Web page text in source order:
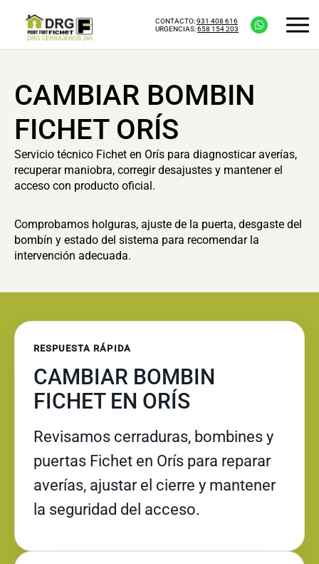
CONTACTO:931 408 616
URGENCIAS:658 154 203
CAMBIAR BOMBIN
FICHET ORÍS
Servicio técnico Fichet en Orís para diagnosticar averías,
recuperar maniobra, corregir desajustes y mantener el
acceso con producto oficial.
Comprobamos holguras, ajuste de la puerta, desgaste del
bombín y estado del sistema para recomendar la
intervención adecuada.
RESPUESTA RÁPIDA
CAMBIAR BOMBIN
FICHET EN ORÍS
Revisamos cerraduras, bombines y
puertas Fichet en Orís para reparar
averías, ajustar el cierre y mantener
la seguridad del acceso.